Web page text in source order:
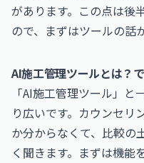
があります。この点は後
ので、まずはツールの話
AI施工管理ツールとは？
「AI施工管理ツール」
り広いです。カウンセリ
か分からなくて、比較の
く聞きます。まずは機能